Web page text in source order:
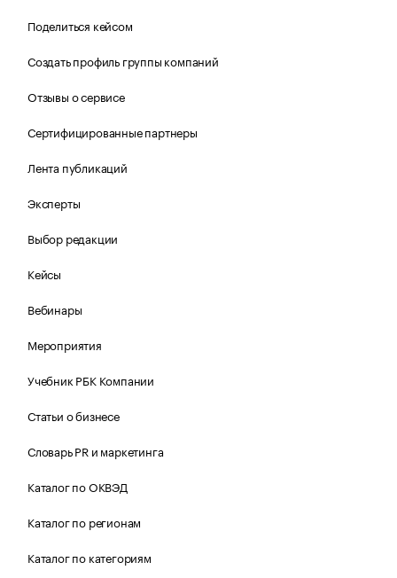
Поделиться кейсом
Создать профиль группы компаний
Отзывы о сервисе
Сертифицированные партнеры
Лента публикаций
Эксперты
Выбор редакции
Кейсы
Вебинары
Мероприятия
Учебник РБК Компании
Статьи о бизнесе
Словарь PR и маркетинга
Каталог по ОКВЭД
Каталог по регионам
Каталог по категориям